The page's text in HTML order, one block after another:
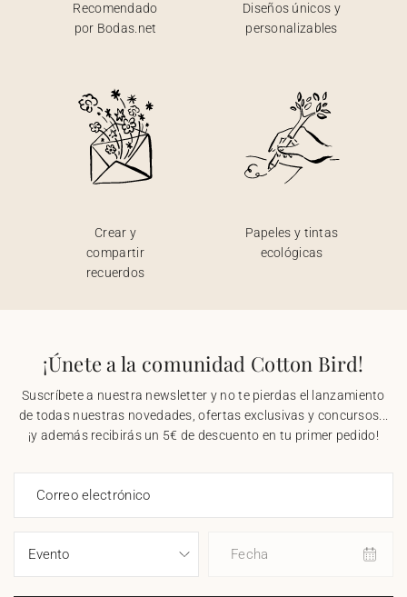
Recomendado
por Bodas.net
Diseños únicos y
personalizables
Crear y
compartir
recuerdos
Papeles y tintas
ecológicas
¡Únete a la comunidad Cotton Bird!
Suscríbete a nuestra newsletter y no te pierdas el lanzamiento
de todas nuestras novedades, ofertas exclusivas y concursos...
¡y además recibirás un 5€ de descuento en tu primer pedido!
Correo electrónico
Fecha